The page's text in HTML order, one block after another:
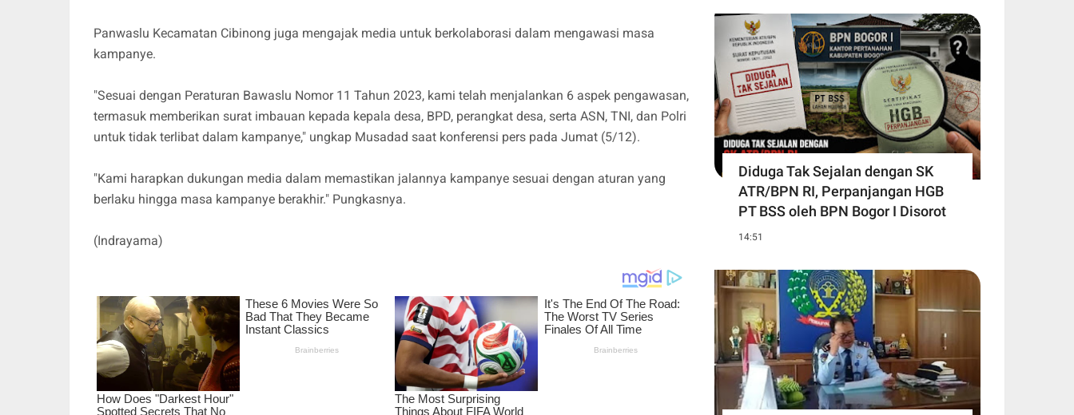
Panwaslu Kecamatan Cibinong juga mengajak media untuk berkolaborasi dalam mengawasi masa
kampanye.
"Sesuai dengan Peraturan Bawaslu Nomor 11 Tahun 2023, kami telah menjalankan 6 aspek pengawasan,
termasuk memberikan surat imbauan kepada kepala desa, BPD, perangkat desa, serta ASN, TNI, dan Polri
untuk tidak terlibat dalam kampanye," ungkap Musadad saat konferensi pers pada Jumat (5/12).
"Kami harapkan dukungan media dalam memastikan jalannya kampanye sesuai dengan aturan yang
berlaku hingga masa kampanye berakhir." Pungkasnya.
(Indrayama)
Diduga Tak Sejalan dengan SK
ATR/BPN RI, Perpanjangan HGB
PT BSS oleh BPN Bogor I Disorot
14:51